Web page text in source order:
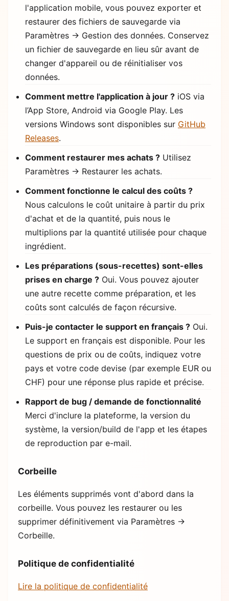
l'application mobile, vous pouvez exporter et
restaurer des fichiers de sauvegarde via
Paramètres → Gestion des données. Conservez
un fichier de sauvegarde en lieu sûr avant de
changer d'appareil ou de réinitialiser vos
données.
Comment mettre l'application à jour ? iOS via
l’App Store, Android via Google Play. Les
versions Windows sont disponibles sur GitHub
Releases.
Comment restaurer mes achats ? Utilisez
Paramètres → Restaurer les achats.
Comment fonctionne le calcul des coûts ?
Nous calculons le coût unitaire à partir du prix
d'achat et de la quantité, puis nous le
multiplions par la quantité utilisée pour chaque
ingrédient.
Les préparations (sous-recettes) sont-elles
prises en charge ? Oui. Vous pouvez ajouter
une autre recette comme préparation, et les
coûts sont calculés de façon récursive.
Puis-je contacter le support en français ? Oui.
Le support en français est disponible. Pour les
questions de prix ou de coûts, indiquez votre
pays et votre code devise (par exemple EUR ou
CHF) pour une réponse plus rapide et précise.
Rapport de bug / demande de fonctionnalité
Merci d'inclure la plateforme, la version du
système, la version/build de l'app et les étapes
de reproduction par e-mail.
Corbeille
Les éléments supprimés vont d'abord dans la
corbeille. Vous pouvez les restaurer ou les
supprimer définitivement via Paramètres →
Corbeille.
Politique de confidentialité
Lire la politique de confidentialité